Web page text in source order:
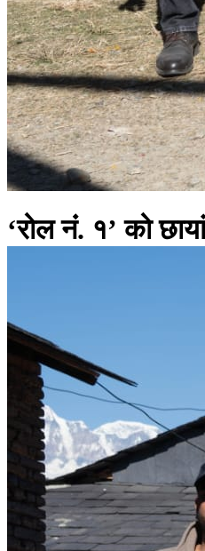
‘रोल नंं. १’ को